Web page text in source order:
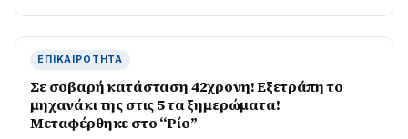
ΕΠΙΚΑΙΡΌΤΗΤΑ
Σε σοβαρή κατάσταση 42χρονη! Εξετράπη το
μηχανάκι της στις 5 τα ξημερώματα!
Μεταφέρθηκε στο “Ρίο”